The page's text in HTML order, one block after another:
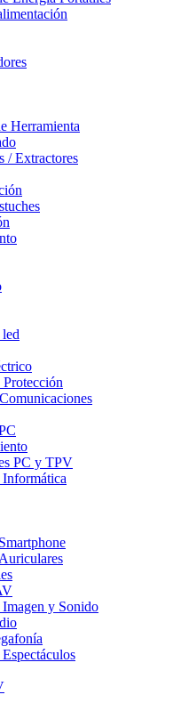
Herramienta
/ Extractores
PC y TPV
y Sonido